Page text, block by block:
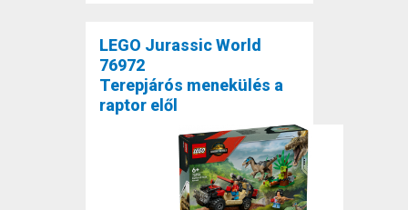
LEGO Jurassic World
76972
Terepjárós menekülés a
raptor elől